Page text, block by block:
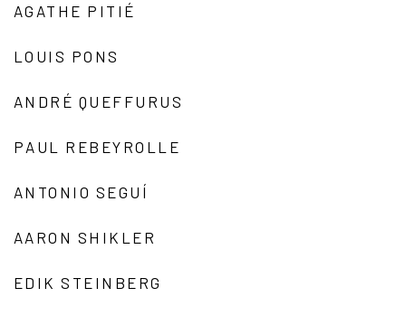
AGATHE PITIÉ
LOUIS PONS
ANDRÉ QUEFFURUS
PAUL REBEYROLLE
ANTONIO SEGUÍ
AARON SHIKLER
EDIK STEINBERG